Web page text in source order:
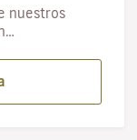
nuestros